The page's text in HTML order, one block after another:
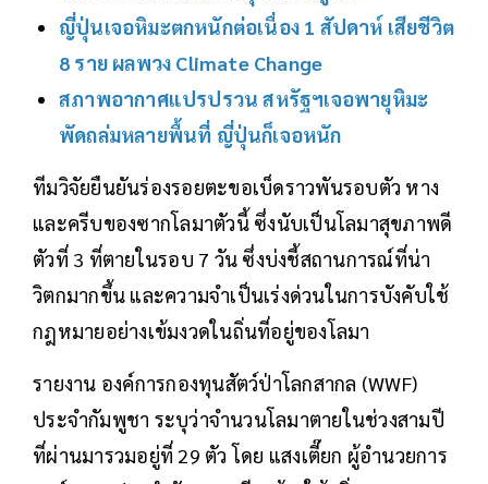
ญี่ปุ่นเจอหิมะตกหนักต่อเนื่อง 1 สัปดาห์ เสียชีวิต
8 ราย ผลพวง Climate Change
สภาพอากาศแปรปรวน สหรัฐฯเจอพายุหิมะ
พัดถล่มหลายพื้นที่ ญี่ปุ่นก็เจอหนัก
ทีมวิจัยยืนยันร่องรอยตะขอเบ็ดราวพันรอบตัว หาง
และครีบของซากโลมาตัวนี้ ซึ่งนับเป็นโลมาสุขภาพดี
ตัวที่ 3 ที่ตายในรอบ 7 วัน ซึ่งบ่งชี้สถานการณ์ที่น่า
วิตกมากขึ้น และความจำเป็นเร่งด่วนในการบังคับใช้
กฎหมายอย่างเข้มงวดในถิ่นที่อยู่ของโลมา
รายงาน องค์การกองทุนสัตว์ป่าโลกสากล (WWF)
ประจำกัมพูชา ระบุว่าจำนวนโลมาตายในช่วงสามปี
ที่ผ่านมารวมอยู่ที่ 29 ตัว โดย แสงเตี๊ยก ผู้อำนวยการ